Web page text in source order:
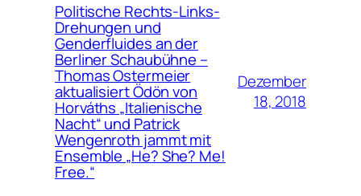
Politische Rechts-Links-
Drehungen und
Genderfluides an der
Berliner Schaubühne –
Thomas Ostermeier
aktualisiert Ödön von
Horváths „Italienische
Nacht“ und Patrick
Wengenroth jammt mit
Ensemble „He? She? Me!
Free.“
Dezember
18, 2018